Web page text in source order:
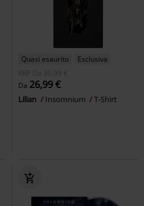
Quasi esaurito
Esclusiva
RRP
Da
30,99 €
Da 26,99 €
Lilian Insomnium T-Shirt